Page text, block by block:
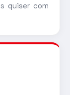
quiser com